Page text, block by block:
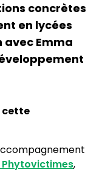
concrètes
en lycées
avec Emma
cette
,